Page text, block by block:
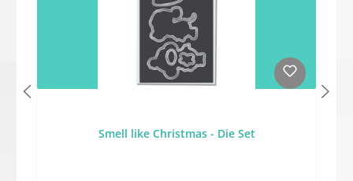
Smell like Christmas - Die Set